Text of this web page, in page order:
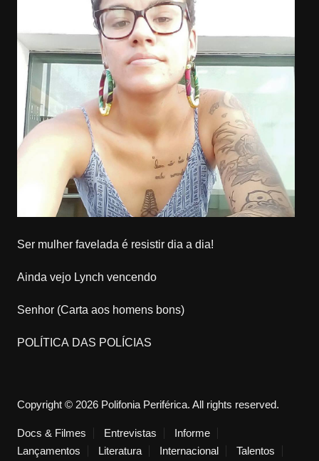
Ser mulher favelada é resistir dia a dia!
Ainda vejo Lynch vencendo
Senhor (Carta aos homens bons)
POLÍTICA DAS POLÍCIAS
Copyright © 2026 Polifonia Periférica. All rights reserved.
Docs & Filmes Entrevistas
Informe
Lançamentos
Literatura Internacional Talentos